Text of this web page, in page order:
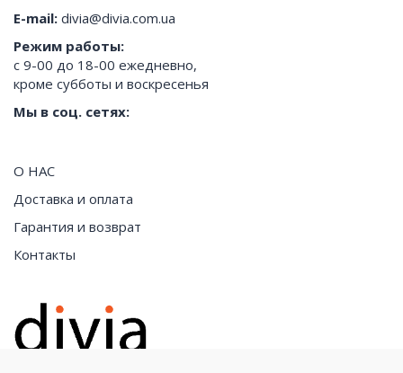
О НАС
Доставка и оплата
Гарантия и возврат
Контакты
E-mail: divia@divia.com.ua
Режим работы:
с 9-00 до 18-00 ежедневно,
кроме субботы и воскресенья
Мы в соц. сетях: